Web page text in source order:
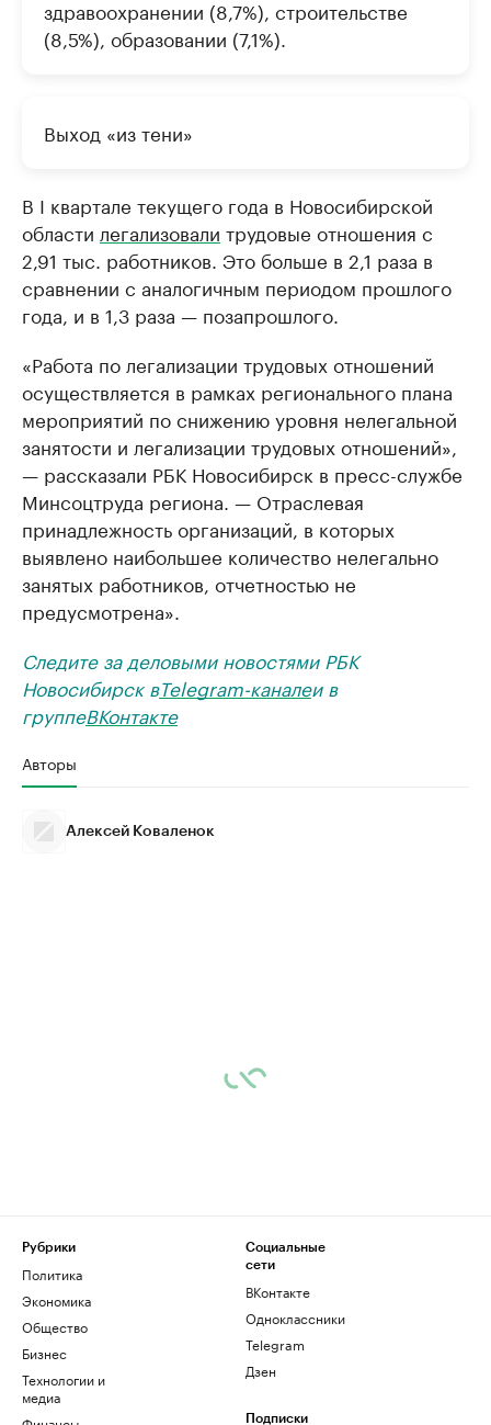
здравоохранении (8,7%), строительстве
(8,5%), образовании (7,1%).
Выход «из тени»
В I квартале текущего года в Новосибирской
области легализовали трудовые отношения с
2,91 тыс. работников. Это больше в 2,1 раза в
сравнении с аналогичным периодом прошлого
года, и в 1,3 раза — позапрошлого.
«Работа по легализации трудовых отношений
осуществляется в рамках регионального плана
мероприятий по снижению уровня нелегальной
занятости и легализации трудовых отношений»,
— рассказали РБК Новосибирск в пресс-службе
Минсоцтруда региона. — Отраслевая
принадлежность организаций, в которых
выявлено наибольшее количество нелегально
занятых работников, отчетностью не
предусмотрена».
Следите за деловыми новостями РБК
Новосибирск вTelegram-каналеи в
группеВКонтакте
Авторы
Алексей Коваленок
Рубрики
Политика
Экономика
Общество
Бизнес
Технологии и
медиа
Социальные
сети
ВКонтакте
Одноклассники
Telegram
Дзен
Подписки